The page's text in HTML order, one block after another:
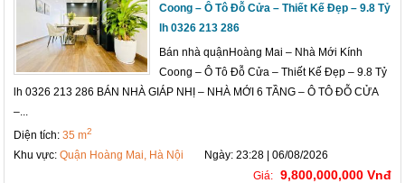
Coong – Ô Tô Đỗ Cửa – Thiết Kế Đẹp – 9.8 Tỷ
lh 0326 213 286
Bán nhà quậnHoàng Mai – Nhà Mới Kính
Coong – Ô Tô Đỗ Cửa – Thiết Kế Đẹp – 9.8 Tỷ
lh 0326 213 286 BÁN NHÀ GIÁP NHỊ – NHÀ MỚI 6 TẦNG – Ô TÔ ĐỖ CỬA
–...
Diện tích:35 m2
Khu vực:Quận Hoàng Mai, Hà Nội
Ngày: 23:28 | 06/08/2026
Giá: 9,800,000,000 Vnđ